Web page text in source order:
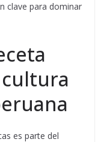
clave para dominar
es parte del